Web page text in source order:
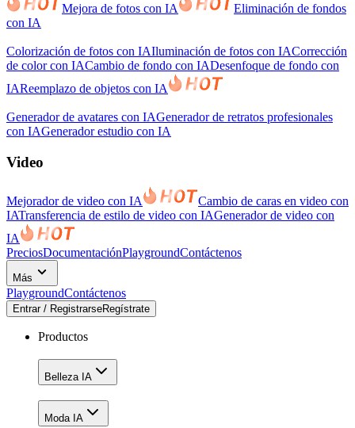
Mejora de fotos con IA
Eliminación de fondos
con IA
Colorización de fotos con IAIluminación de fotos con IACorrección
de color con IACambio de fondo con IADesenfoque de fondo con
IAReemplazo de objetos con IA
Generador de avatares con IAGenerador de retratos profesionales
con IAGenerador estudio con IA
Video
Mejorador de video con IA
Cambio de caras en video con
IATransferencia de estilo de video con IAGenerador de video con
IA
PreciosDocumentaciónPlaygroundContáctenos
Más
PlaygroundContáctenos
Entrar / RegistrarseRegístrate
Productos
Belleza IA
Moda IA